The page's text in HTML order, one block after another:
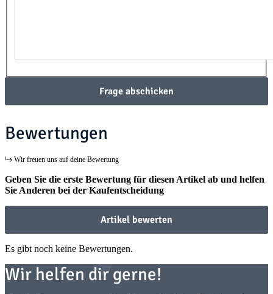
Frage abschicken
Bewertungen
Wir freuen uns auf deine Bewertung
Geben Sie die erste Bewertung für diesen Artikel ab und helfen
Sie Anderen bei der Kaufentscheidung
Artikel bewerten
Es gibt noch keine Bewertungen.
Wir helfen dir gerne!